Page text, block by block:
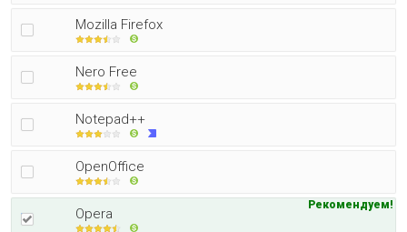
Mozilla Firefox
Nero Free
Notepad++
OpenOffice
Opera
Рекомендуем!